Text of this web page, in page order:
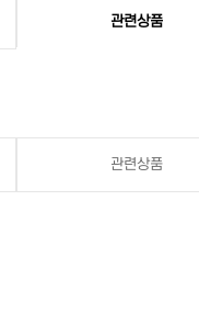
관련상품
관련상품